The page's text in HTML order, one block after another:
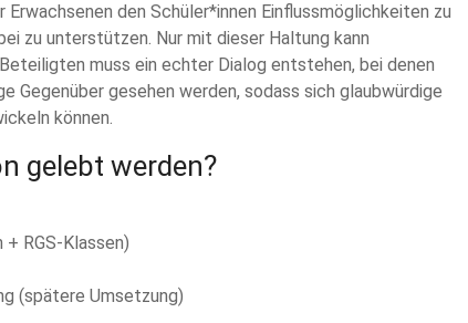
den Schüler*innen Einflussmöglichkeiten zu
zu unterstützen. Nur mit dieser Haltung kann
muss ein echter Dialog entstehen, bei denen
Gegenüber gesehen werden, sodass sich glaubwürdige
können.
gelebt werden?
RGS-Klassen)
(spätere Umsetzung)